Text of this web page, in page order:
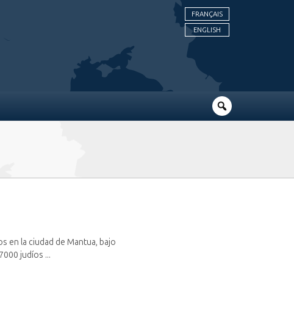
FRANÇAIS
ENGLISH
en la ciudad de Mantua, bajo
judíos ...